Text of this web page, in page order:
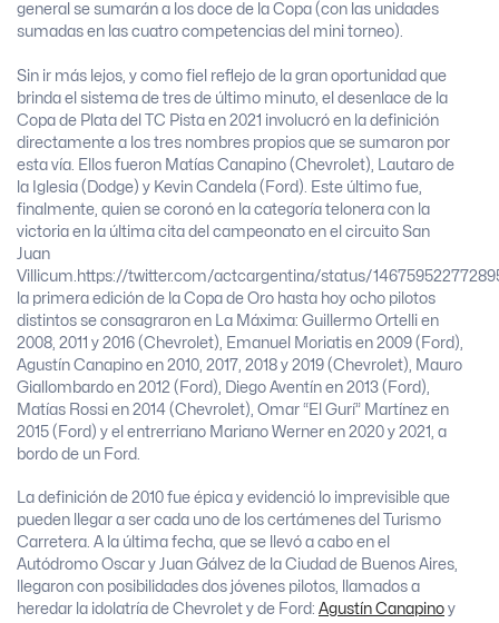
general se sumarán a los doce de la Copa (con las unidades
sumadas en las cuatro competencias del mini torneo).
Sin ir más lejos, y como fiel reflejo de la gran oportunidad que
brinda el sistema de tres de último minuto, el desenlace de la
Copa de Plata del TC Pista en 2021 involucró en la definición
directamente a los tres nombres propios que se sumaron por
esta vía. Ellos fueron Matías Canapino (Chevrolet), Lautaro de
la Iglesia (Dodge) y Kevin Candela (Ford). Este último fue,
finalmente, quien se coronó en la categoría telonera con la
victoria en la última cita del campeonato en el circuito San
Juan
Villicum. https://twitter.com/actcargentina/status/
la primera edición de la Copa de Oro hasta hoy ocho pilotos
distintos se consagraron en La Máxima: Guillermo Ortelli en
2008, 2011 y 2016 (Chevrolet), Emanuel Moriatis en 2009 (Ford),
Agustín Canapino en 2010, 2017, 2018 y 2019 (Chevrolet), Mauro
Giallombardo en 2012 (Ford), Diego Aventín en 2013 (Ford),
Matías Rossi en 2014 (Chevrolet), Omar “El Gurí” Martínez en
2015 (Ford) y el entrerriano Mariano Werner en 2020 y 2021, a
bordo de un Ford.
La definición de 2010 fue épica y evidenció lo imprevisible que
pueden llegar a ser cada uno de los certámenes del Turismo
Carretera. A la última fecha, que se llevó a cabo en el
Autódromo Oscar y Juan Gálvez de la Ciudad de Buenos Aires,
llegaron con posibilidades dos jóvenes pilotos, llamados a
heredar la idolatría de Chevrolet y de Ford: Agustín Canapino y